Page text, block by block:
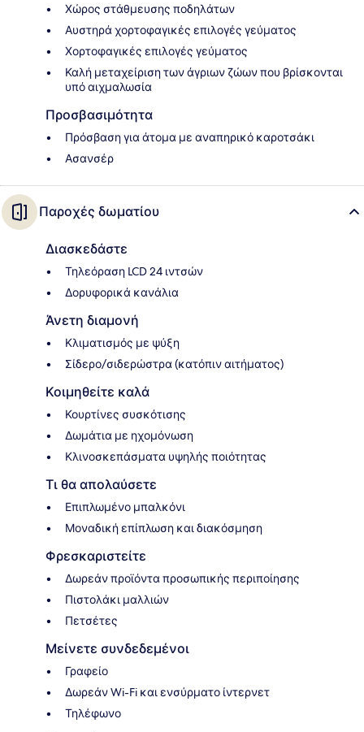
Χώρος στάθμευσης ποδηλάτων
Αυστηρά χορτοφαγικές επιλογές γεύματος
Χορτοφαγικές επιλογές γεύματος
Καλή μεταχείριση των άγριων ζώων που βρίσκονται
υπό αιχμαλωσία
Προσβασιμότητα
Πρόσβαση για άτομα με αναπηρικό καροτσάκι
Ασανσέρ
Παροχές δωματίου
Διασκεδάστε
Τηλεόραση LCD 24 ιντσών
Δορυφορικά κανάλια
Άνετη διαμονή
Κλιματισμός με ψύξη
Σίδερο/σιδερώστρα (κατόπιν αιτήματος)
Κοιμηθείτε καλά
Κουρτίνες συσκότισης
Δωμάτια με ηχομόνωση
Κλινοσκεπάσματα υψηλής ποιότητας
Τι θα απολαύσετε
Επιπλωμένο μπαλκόνι
Μοναδική επίπλωση και διακόσμηση
Φρεσκαριστείτε
Δωρεάν προϊόντα προσωπικής περιποίησης
Πιστολάκι μαλλιών
Πετσέτες
Μείνετε συνδεδεμένοι
Γραφείο
Δωρεάν Wi-Fi και ενσύρματο ίντερνετ
Τηλέφωνο